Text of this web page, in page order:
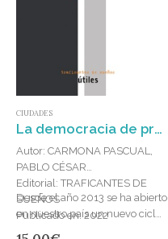
CIUDADES
La democracia de propietarios : Fondos de inversión, rentismo popular y la lucha por la vivienda
Autor: CARMONA PASCUAL,
PABLO CÉSAR
Editorial: TRAFICANTES DE
SUEÑOS
Publicado en: 2022
ISBN: 978-84-125753-3-0
Desde el año 2013 se ha abierto
en nuestro país un nuevo ciclo